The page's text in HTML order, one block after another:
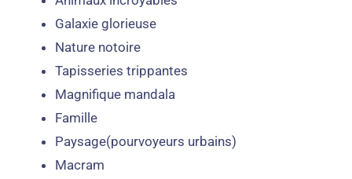
Galaxie glorieuse
Nature notoire
Tapisseries trippantes
Magnifique mandala
Famille
Paysage(pourvoyeurs urbains)
Macram